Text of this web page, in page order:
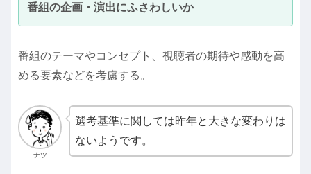
番組の企画・演出にふさわしいか
番組のテーマやコンセプト、視聴者の期待や感動を高
める要素などを考慮する。
ナツ
選考基準に関しては昨年と大きな変わりは
ないようです。